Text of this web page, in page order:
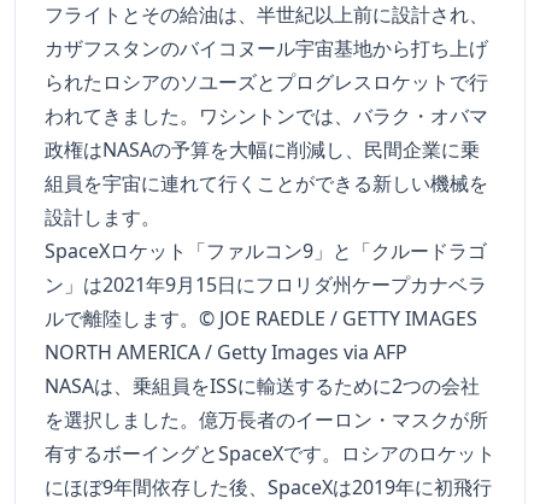
フライトとその給油は、半世紀以上前に設計され、
カザフスタンのバイコヌール宇宙基地から打ち上げ
られたロシアのソユーズとプログレスロケットで行
われてきました。ワシントンでは、バラク・オバマ
政権はNASAの予算を大幅に削減し、民間企業に乗
組員を宇宙に連れて行くことができる新しい機械を
設計します。
SpaceXロケット「ファルコン9」と「クルードラゴ
ン」は2021年9月15日にフロリダ州ケープカナベラ
ルで離陸します。© JOE RAEDLE / GETTY IMAGES
NORTH AMERICA / Getty Images via AFP
NASAは、乗組員をISSに輸送するために2つの会社
を選択しました。億万長者のイーロン・マスクが所
有するボーイングとSpaceXです。ロシアのロケット
にほぼ9年間依存した後、SpaceXは2019年に初飛行